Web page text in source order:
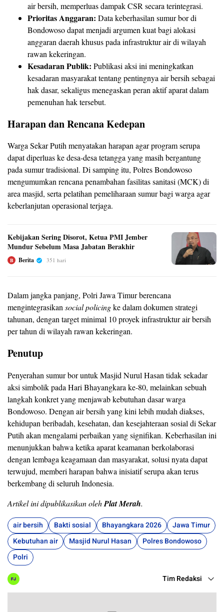
air bersih, memperluas dampak CSR secara terintegrasi.
Prioritas Anggaran: Data keberhasilan sumur bor di
Bondowoso dapat menjadi argumen kuat bagi alokasi
anggaran daerah khusus pada infrastruktur air di wilayah
rawan kekeringan.
Kesadaran Publik: Publikasi aksi ini meningkatkan
kesadaran masyarakat tentang pentingnya air bersih sebagai
hak dasar, sekaligus menegaskan peran aktif aparat dalam
pemenuhan hak tersebut.
Harapan dan Rencana Kedepan
Warga Sekar Putih menyatakan harapan agar program serupa
dapat diperluas ke desa-desa tetangga yang masih bergantung
pada sumur tradisional. Di samping itu, Polres Bondowoso
mengumumkan rencana penambahan fasilitas sanitasi (MCK) di
area masjid, serta pelatihan pemeliharaan sumur bagi warga agar
keberlanjutan operasional terjaga.
Kebijakan Sering Disorot, Ketua PMI Jember
Mundur Sebelum Masa Jabatan Berakhir
B Berita 351 hari
Dalam jangka panjang, Polri Jawa Timur berencana
mengintegrasikansocial policingke dalam dokumen strategi
tahunan, dengan target minimal 10 proyek infrastruktur air bersih
per tahun di wilayah rawan kekeringan.
Penutup
Penyerahan sumur bor untuk Masjid Nurul Hasan tidak sekadar
aksi simbolik pada Hari Bhayangkara ke-80, melainkan sebuah
langkah konkret yang menjawab kebutuhan dasar warga
Bondowoso. Dengan air bersih yang kini lebih mudah diakses,
kehidupan beribadah, kesehatan, dan kesejahteraan sosial di Sekar
Putih akan mengalami perbaikan yang signifikan. Keberhasilan ini
menunjukkan bahwa ketika aparat keamanan berkolaborasi
dengan lembaga keagamaan dan masyarakat, solusi nyata dapat
terwujud, memberi harapan bahwa inisiatif serupa akan terus
berkembang di seluruh Indonesia.
Artikel ini dipublikasikan olehPlat Merah.
air bersih Bakti sosial Bhayangkara 2026
Jawa Timur
Kebutuhan air
Masjid Nurul Hasan
Polres Bondowoso
Polri
Tim Redaksi